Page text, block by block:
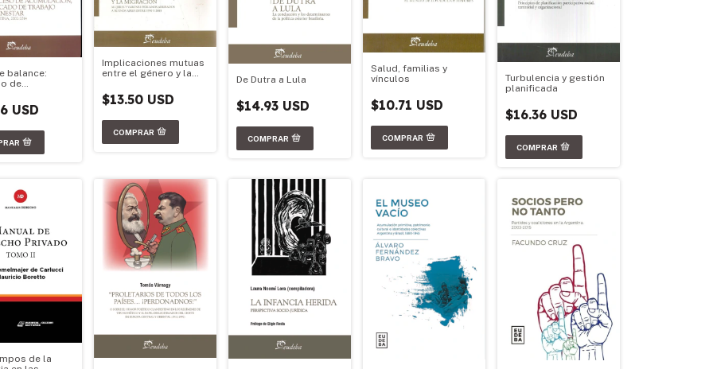
balance:
de
y bienestar
USD
Implicaciones mutuas
entre el género y la
$13.50 USD
De Dutra a Lula
$14.93 USD
Salud, familias y
vínculos
$10.71 USD
Turbulencia y gestión
planificada
$16.36 USD
de la